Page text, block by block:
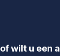
wilt u een